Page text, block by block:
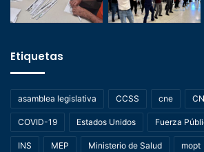
Etiquetas
asamblea legislativa CCSS cne
COVID-19 Estados Unidos Fuerza
INS MEP Ministerio de Salud mopt